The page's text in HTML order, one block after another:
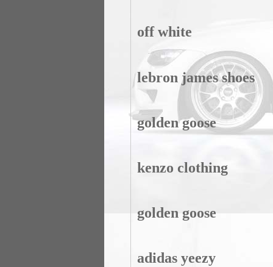
off white
lebron james shoes
golden goose
kenzo clothing
golden goose
adidas yeezy